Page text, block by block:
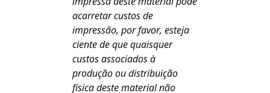
acarretar custos de
impressão, por favor, esteja
ciente de que quaisquer
custos associados à
produção ou distribuição
física deste material não